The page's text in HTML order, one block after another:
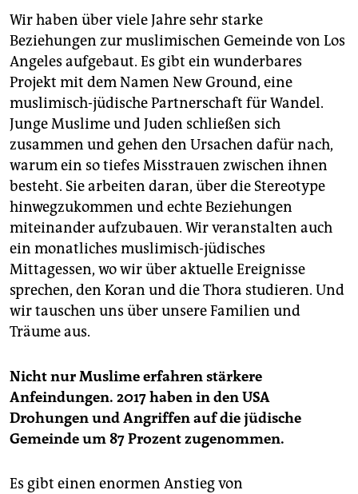
Wir haben über viele Jahre sehr starke
Beziehungen zur muslimischen Gemeinde von Los
Angeles aufgebaut. Es gibt ein wunderbares
Projekt mit dem Namen New Ground, eine
muslimisch-jüdische Partnerschaft für Wandel.
Junge Muslime und Juden schließen sich
zusammen und gehen den Ursachen dafür nach,
warum ein so tiefes Misstrauen zwischen ihnen
besteht. Sie arbeiten daran, über die Stereotype
hinwegzukommen und echte Beziehungen
miteinander aufzubauen. Wir veranstalten auch
ein monatliches muslimisch-jüdisches
Mittagessen, wo wir über aktuelle Ereignisse
sprechen, den Koran und die Thora studieren. Und
wir tauschen uns über unsere Familien und
Träume aus.
Nicht nur Muslime erfahren stärkere
Anfeindungen. 2017 haben in den USA
Drohungen und Angriffen auf die jüdische
Gemeinde um 87 Prozent zugenommen.
Es gibt einen enormen Anstieg von